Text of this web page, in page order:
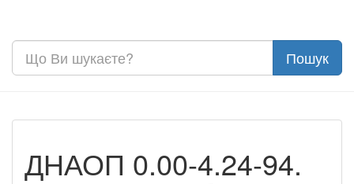
ДНАОП 0.00-4.24-94.